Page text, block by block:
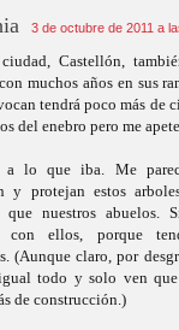
3 de octubre de 2011 a
Castellón,
muchos años en sus
tendrá poco más de
del enebro pero me
a lo que iba. Me
y protejan estos
que nuestros abuelos.
con ellos, porque
(Aunque claro, por
todo y solo ven
de construcción.)